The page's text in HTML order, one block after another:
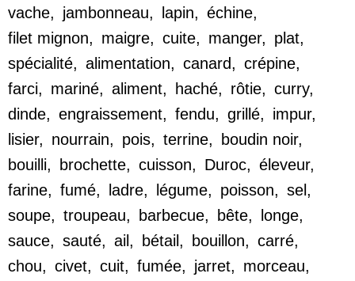
vache, jambonneau, lapin, échine,
filet mignon, maigre, cuite, manger, plat,
spécialité, alimentation, canard, crépine,
farci, mariné, aliment, haché, rôtie, curry,
dinde, engraissement, fendu, grillé, impur,
lisier, nourrain, pois, terrine, boudin noir,
bouilli, brochette, cuisson, Duroc, éleveur,
farine, fumé, ladre, légume, poisson, sel,
soupe, troupeau, barbecue, bête, longe,
sauce, sauté, ail, bétail, bouillon, carré,
chou, civet, cuit, fumée, jarret, morceau,